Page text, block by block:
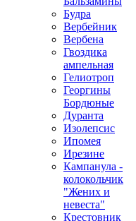
Будра
Вербейник
Вербена
Гвоздика
ампельная
Гелиотроп
Георгины
Бордюные
Дуранта
Изолепсис
Ипомея
Ирезине
Кампанула -
колокольчик
"Жених и
невеста"
Крестовник